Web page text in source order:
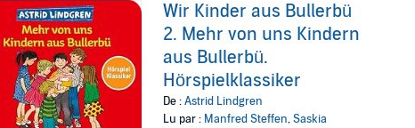
Wir Kinder aus Bullerbü
2. Mehr von uns Kindern
aus Bullerbü.
Hörspielklassiker
De :Astrid Lindgren
Lu par : Manfred Steffen,Saskia